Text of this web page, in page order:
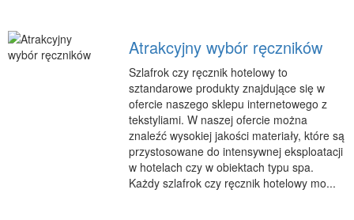
Atrakcyjny wybór ręczników
Szlafrok czy ręcznik hotelowy to
sztandarowe produkty znajdujące się w
ofercie naszego sklepu internetowego z
tekstyliami. W naszej ofercie można
znaleźć wysokiej jakości materiały, które są
przystosowane do intensywnej eksploatacji
w hotelach czy w obiektach typu spa.
Każdy szlafrok czy ręcznik hotelowy mo...